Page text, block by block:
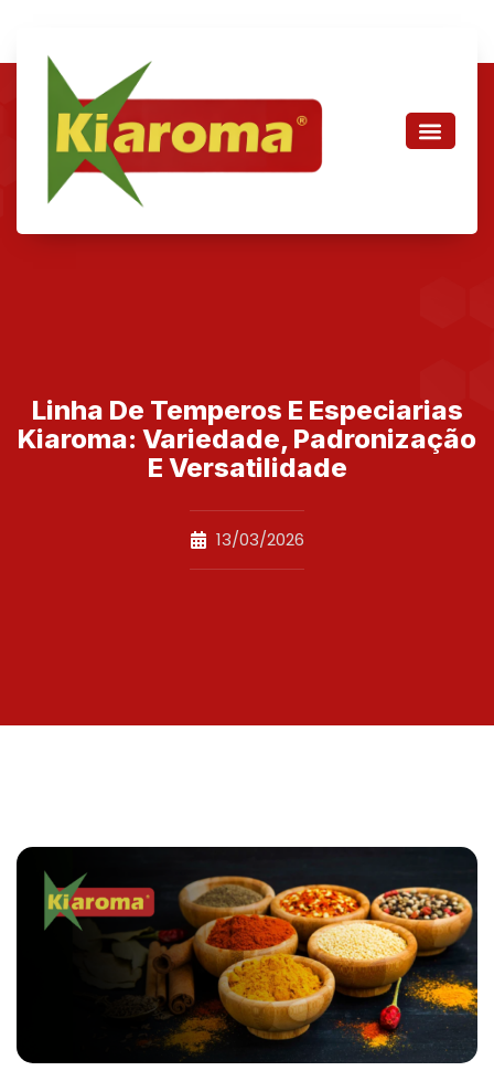
Linha De Temperos E Especiarias
Kiaroma: Variedade, Padronização
E Versatilidade
13/03/2026